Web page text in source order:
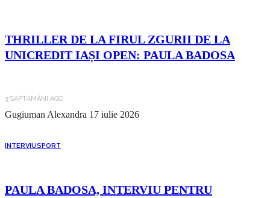
THRILLER DE LA FIRUL ZGURII DE LA
UNICREDIT IAȘI OPEN: PAULA BADOSA
3 SĂPTĂMÂNI AGO
Gugiuman Alexandra 17 iulie 2026
INTERVIUSPORT
PAULA BADOSA, INTERVIU PENTRU